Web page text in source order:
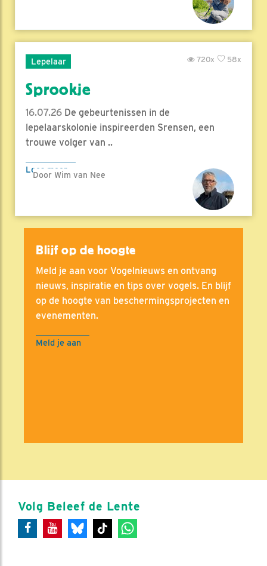
Lepelaar 58x
720x
Sprookje
16.07.26 De gebeurtenissen in de
lepelaarskolonie inspireerden Srensen, een
trouwe volger van ..
Lees meer
Door Wim van Nee
Blijf op de hoogte
Meld je aan voor Vogelnieuws en ontvang
nieuws, inspiratie en tips over vogels. En blijf
op de hoogte van beschermingsprojecten en
evenementen.
Meld je aan
Volg Beleef de Lente